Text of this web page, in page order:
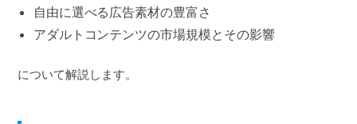
自由に選べる広告素材の豊富さ
アダルトコンテンツの市場規模とその影響
について解説します。